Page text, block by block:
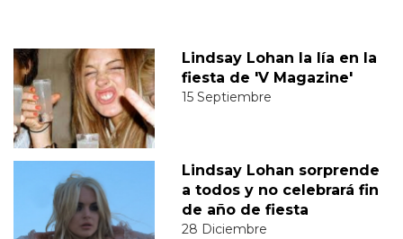
Lindsay Lohan la lía en la
fiesta de 'V Magazine'
15 Septiembre
Lindsay Lohan sorprende
a todos y no celebrará fin
de año de fiesta
28 Diciembre